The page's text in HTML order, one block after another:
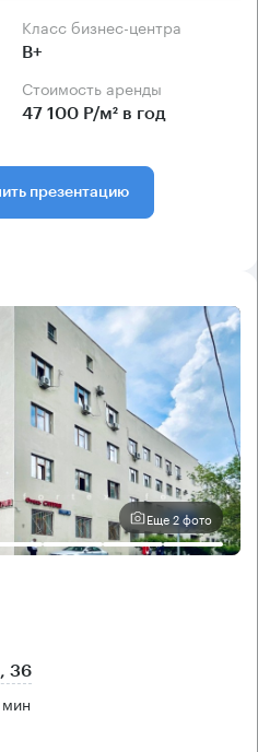
Класс бизнес-центра
B+
Стоимость аренды
47 100 Р/м² в год
презентацию
Еще 2 фото
36